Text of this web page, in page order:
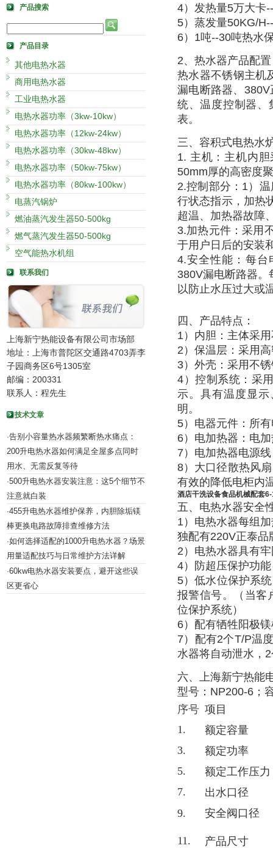
产品搜索
产品目录
其他电热水器
商用电热水器
工业电热水器
电热水器功率（3kw-10kw）
电热水器功率（12kw-24kw）
电热水器功率（30kw-48kw）
电热水器功率（50kw-75kw）
电热水器功率（80kw-100kw）
电蒸汽锅炉
燃油蒸汽发生器50-500kg
燃气蒸汽发生器50-500kg
空气能热水机组
联系我们
上海新宁热能设备有限公司市场部
地址：上海市普陀区交通路4703弄李
子园商务区6号1305室
邮编：200331
联系人：程先生
技术文章
·告别小容量热水器频繁断热水痛点：
200升电热水器如何满足全屋多点同时
用水、无需反复等待
·500升电热水器安装注意：这5个细节不
注意就白装
·455升电热水器维护保养，内胆除垢镁
棒更换电路故障排查维修方法
·如何选择适配的1000升电热水器？场景
用量适配技巧与日常维护方法详解
·60kw电热水器安装要点，避开这些误
区更省心
4）发热量5万大卡
5）蒸发量50KG/
6）1吨--30吨热水
2、热水器产品配置
热水器不锈钢主机
漏电断路器、
统、温度控制器、
表。
三、容积式电热水
1. 主机：主机内
50mm厚的高密度
2.控制部分：1）
行状态指示，加热
超温、加热器故障
3.加热元件：采用
于用户日后的安装
4.安全性能：每台
380V漏电断路器
以防止水压过大或
四、产品特点：
1）内胆：主体采
2）保温层：采用
3）外壳：采用不
4）控制系统：采
示。具有温度显
明。
5）电器元件：所
6）电加热器：电
7）电加热器电源
8）大口径散热风
有效的降低电柜内
酒店干洗设备食品机械配套
五、电热水器安全
1）电热水器每组
独配有220V正泰品
2）电热水器具有
4）防超压保护功
5）低水位保护系
报警信号。（当客
位保护系统）
6）配有牺牲阳极
7）配有2个T/P温
水器将自动泄水，
六、上海新宁热能
型号：NP200-6；
序号 项目
1.
额定容量
3.
额定功率
5.
额定工作压力
7.
出水口径
9.
安全阀口径
11. 产品尺寸